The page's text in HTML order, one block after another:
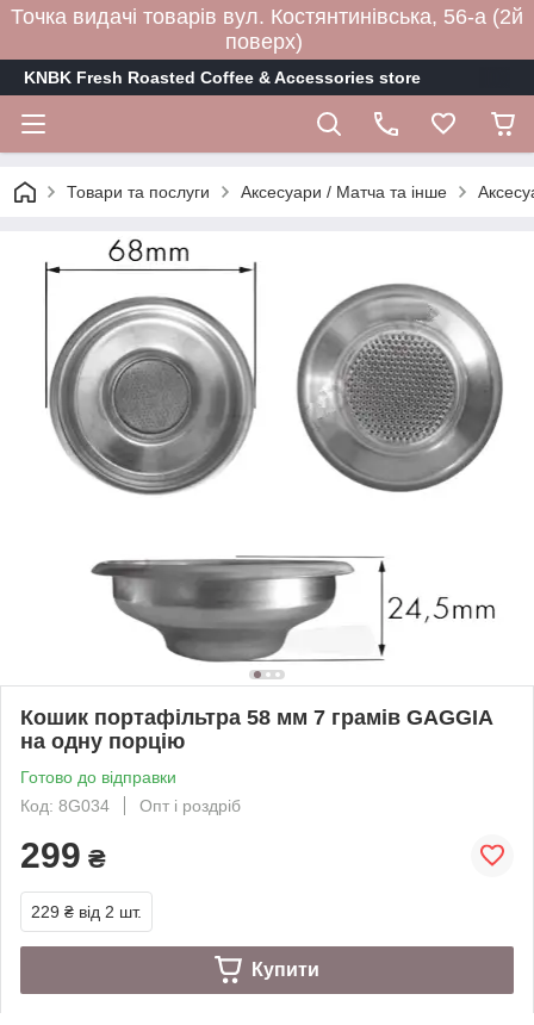
Точка видачі товарів вул. Костянтинівська, 56-а (2й
поверх)
KNBK Fresh Roasted Coffee & Accessories store
Товари та послуги Аксесуари / Матча та інше
Кошик портафільтра 58 мм 7 грамів GAGGIA
на одну порцію
Готово до відправки
Код: 8G034
Опт і роздріб
299 ₴
229 ₴ від 2 шт.
Купити